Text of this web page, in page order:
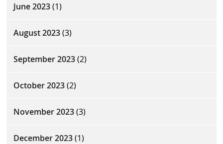
June 2023(1)
August 2023(3)
September 2023(2)
October 2023(2)
November 2023(3)
December 2023(1)